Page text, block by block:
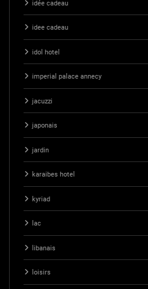
idée cadeau
idee cadeau
idol hotel
imperial palace annecy
jacuzzi
japonais
jardin
karaibes hotel
kyriad
lac
libanais
loisirs